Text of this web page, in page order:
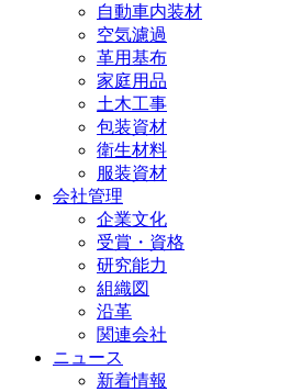
自動車内装材
空気濾過
革用基布
家庭用品
土木工事
包装資材
衛生材料
服装資材
会社管理
企業文化
受賞・資格
研究能力
組織図
沿革
関連会社
ニュース
新着情報